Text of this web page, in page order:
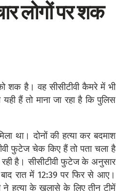
लोगों पर शक
शक है। वह सीसीटीवी कैमरे में भी
हैं तो माना जा रहा है कि पुलिस
था। दोनों की हत्या कर बदमाश
फुटेज चेक किए हैं तो पता चला है
है। सीसीटीवी फुटेज के अनुसार
रात में 12:39 पर फिर से आए।
ने हत्या के खुलासे के लिए तीन टीमें